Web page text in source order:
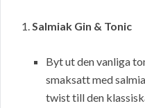
Salmiak Gin & Tonic
Byt ut den vanliga
smaksatt med
twist till den